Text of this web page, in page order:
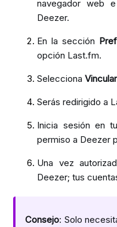
navegador web
Deezer.
En la sección
opción Last.fm.
Selecciona
Serás redirigido a
Inicia sesión en
permiso a Deezer
Una vez
Deezer; tus
Consejo: Solo